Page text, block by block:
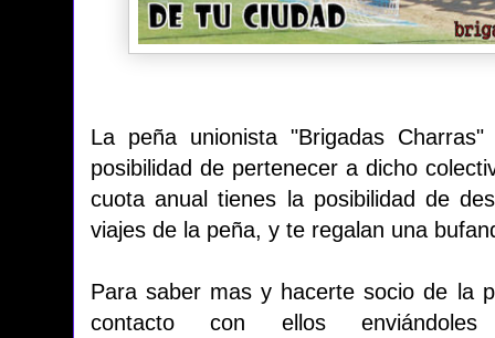
La peña unionista "Brigadas
posibilidad de pertenecer a dicho
cuota anual tienes la posibilidad de
viajes de la peña, y te regalan una
Para saber mas y hacerte socio de la
contacto con ellos